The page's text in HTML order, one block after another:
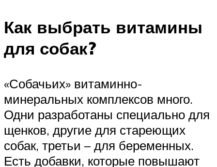
Как выбрать витамины
для собак?
«Собачьих» витаминно-
минеральных комплексов много.
Одни разработаны специально для
щенков, другие для стареющих
собак, третьи – для беременных.
Есть добавки, которые повышают